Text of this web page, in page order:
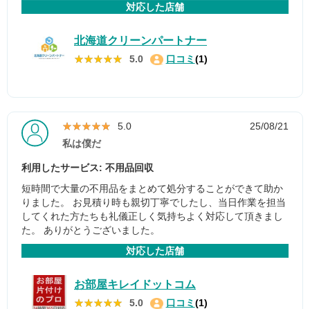
対応した店舗
北海道クリーンパートナー
★★★★★
★★★★★ 5.0 口コミ (1)
★★★★★
★★★★★ 5.0
25/08/21
私は僕だ
利用したサービス: 不用品回収
短時間で大量の不用品をまとめて処分することができて助か
りました。 お見積り時も親切丁寧でしたし、当日作業を担当
してくれた方たちも礼儀正しく気持ちよく対応して頂きまし
た。 ありがとうございました。
対応した店舗
お部屋キレイドットコム
★★★★★
★★★★★ 5.0 口コミ (1)